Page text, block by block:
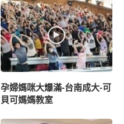
孕婦媽咪大爆滿-台南成大-可
貝可媽媽教室